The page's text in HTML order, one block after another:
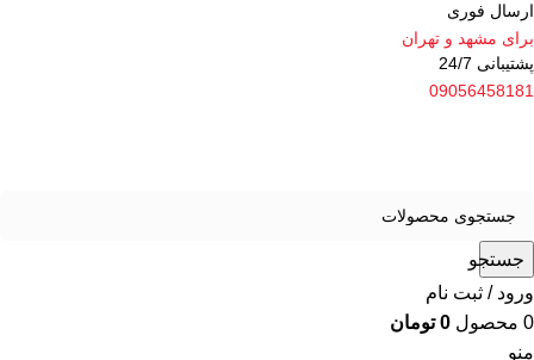
ارسال فوری
برای مشهد و تهران
پشتیبانی 24/7
09056458181
جستجو
ورود / ثبت نام
0 محصول 0 تومان
منو